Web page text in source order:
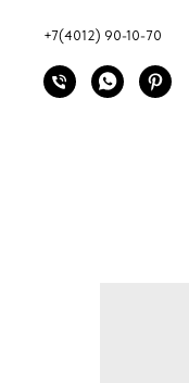
+7(4012) 90-10-70